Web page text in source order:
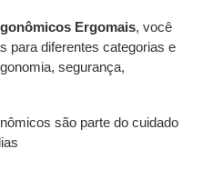
Ergomais, você
para diferentes categorias e
segurança,
são parte do cuidado